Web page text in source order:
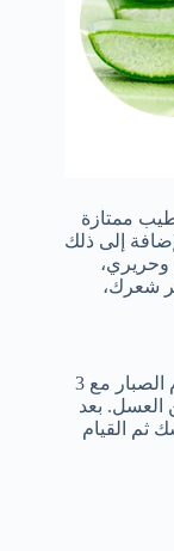
ممتازة
إلى ذلك
وحريري،
شعرك،
أولا في وعاء عليك خلط 5 ملاعق كبيرة من هلام الصبار مع 3
كبيرة من العسل. بعد
ثم القيام